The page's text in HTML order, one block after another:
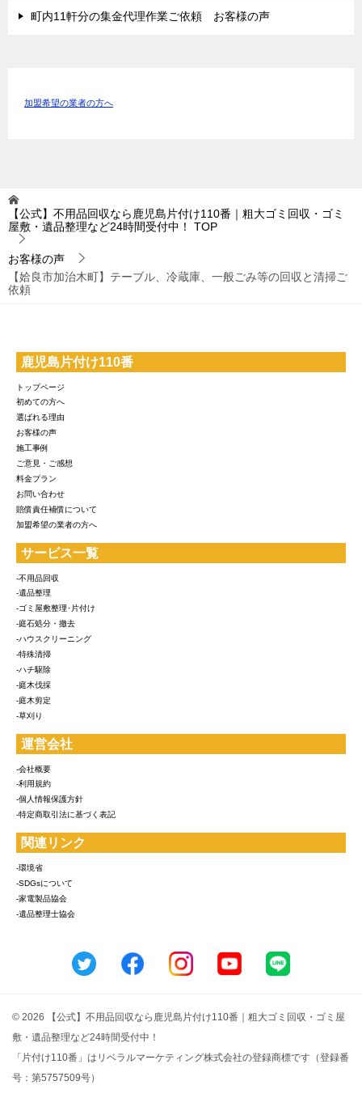
町内11軒分の集金代理作業ご依頼 お客様の声
加盟希望の業者の方へ
【公式】不用品回収なら鹿児島片付け110番｜粗大ゴミ回収・ゴミ
屋敷・遺品整理など24時間受付中！
TOP
お客様の声
【姶良市加治木町】テーブル、冷蔵庫、一般ごみ等の回収と清掃ご
依頼
鹿児島片付け110番
トップページ
初めての方へ
選ばれる理由
お客様の声
施工事例
ご意見・ご感想
料金プラン
お問い合わせ
賠償責任補償について
加盟希望の業者の方へ
サービス一覧
-不用品回収
-遺品整理
-ゴミ屋敷整理･片付け
-庭石処分・撤去
-ハウスクリーニング
-特殊清掃
-ハチ駆除
-庭木伐採
-庭木剪定
-草刈り
運営会社
-会社概要
-利用規約
-個人情報保護方針
-特定商取引法に基づく表記
関連リンク
-環境省
-SDGsについて
-家電製品協会
-遺品整理士協会
© 2026 【公式】不用品回収なら鹿児島片付け110番｜粗大ゴミ回収・ゴミ屋
敷・遺品整理など24時間受付中！
「片付け110番」はリベラルマーケティング株式会社の登録商標です（登録番
号：第5757509号）